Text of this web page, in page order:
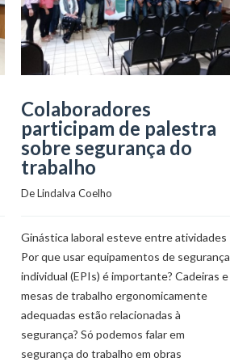
Colaboradores
participam de palestra
sobre segurança do
trabalho
De Lindalva Coelho
Ginástica laboral esteve entre atividades
Por que usar equipamentos de segurança
individual (EPIs) é importante? Cadeiras e
mesas de trabalho ergonomicamente
adequadas estão relacionadas à
segurança? Só podemos falar em
segurança do trabalho em obras